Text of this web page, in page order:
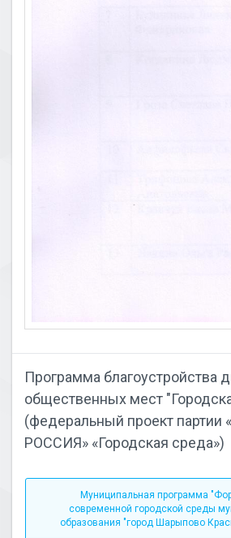
Программа благоустройства
общественных мест
(федеральный проект
РОССИЯ» «Городская среда»)
Муниципальная программа
современной городской среды
образования "город Шарыпово